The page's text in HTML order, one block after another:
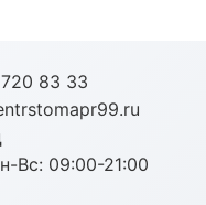
83 33
Вс: 09:00-21:00